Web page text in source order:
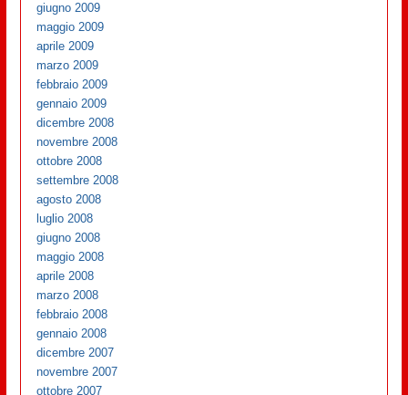
giugno 2009
maggio 2009
aprile 2009
marzo 2009
febbraio 2009
gennaio 2009
dicembre 2008
novembre 2008
ottobre 2008
settembre 2008
agosto 2008
luglio 2008
giugno 2008
maggio 2008
aprile 2008
marzo 2008
febbraio 2008
gennaio 2008
dicembre 2007
novembre 2007
ottobre 2007